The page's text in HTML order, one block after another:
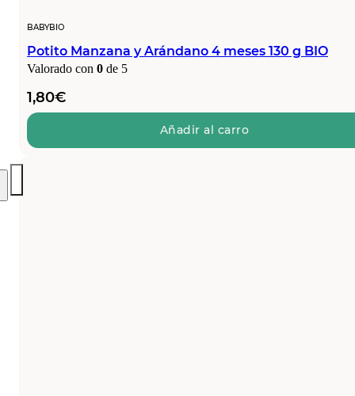
BABYBIO
Potito Manzana y Arándano 4 meses 130 g BIO
Valorado con 0 de 5
1,80€
Añadir al carro